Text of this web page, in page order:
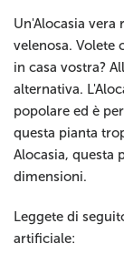
Un'Alocasia
velenosa. Volete
in casa vostra?
alternativa.
popolare ed è
questa pianta
Alocasia, questa
dimensioni.
Leggete di
artificiale: